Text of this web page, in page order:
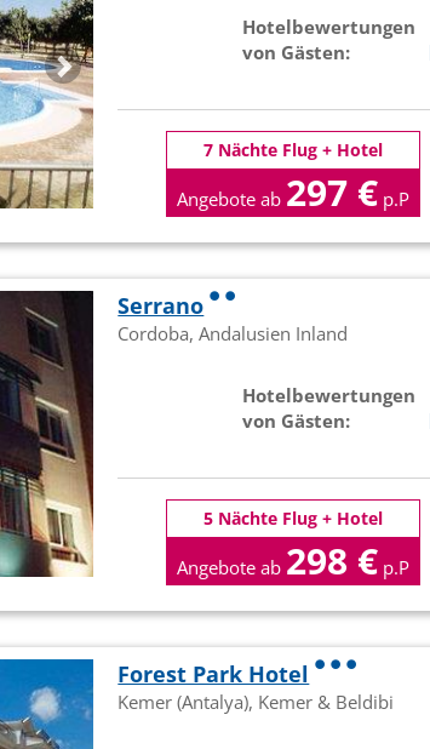
Hotelbewertungen
von Gästen:
7 Nächte Flug + Hotel
Angebote ab 297 € p.P
Serrano
Cordoba, Andalusien Inland
Hotelbewertungen
von Gästen:
5 Nächte Flug + Hotel
Angebote ab 298 € p.P
Forest Park Hotel
Kemer (Antalya), Kemer & Beldibi